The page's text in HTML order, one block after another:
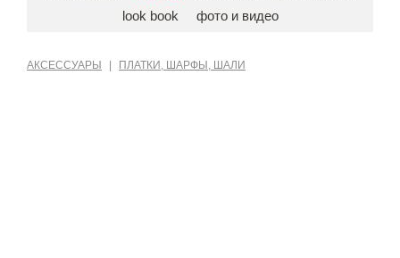
look book
фото и видео
АКСЕССУАРЫ ПЛАТКИ, ШАРФЫ, ШАЛИ